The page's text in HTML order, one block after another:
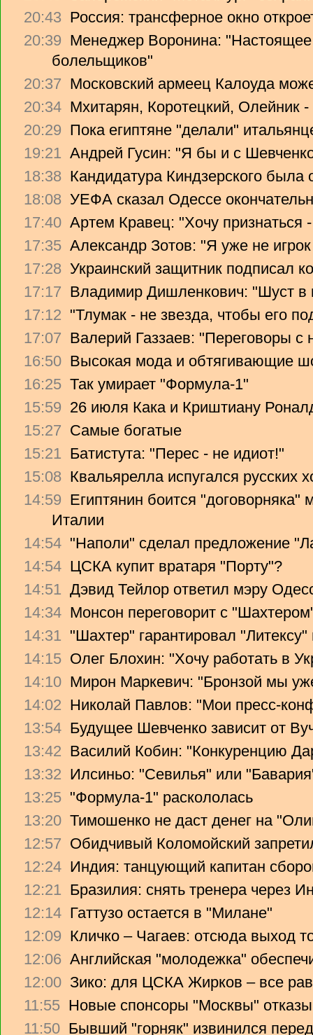
20:43 Россия: трансферное окно
20:39 Менеджер Воронина: "Настоящее
болельщиков"
20:37 Московский армеец Калоуда
20:34 Мхитарян, Коротецкий, Олейник -
20:29 Пока египтяне "делали"
19:21 Андрей Гусин: "Я бы и с
18:38 Кандидатура Киндзерского была
18:08 УЕФА сказал Одессе
17:40 Артем Кравец: "Хочу признаться
17:35 Александр Зотов: "Я уже не
17:28 Украинский защитник подписал
17:17 Владимир Дишленкович: "Шуст в
17:12 "Тлумак - не звезда, чтобы его
17:07 Валерий Газзаев: "Переговоры с
16:50 Высокая мода и обтягивающие
16:25 Так умирает "Формула-1"
15:59 26 июля Кака и Криштиану
15:27 Самые богатые
15:21 Батистута: "Перес - не идиот!"
15:08 Квальярелла испугался русских
14:59 Египтянин боится
Италии
14:54 "Наполи" сделал предложение
14:54 ЦСКА купит вратаря "Порту"?
14:51 Дэвид Тейлор ответил мэру
14:34 Монсон переговорит с
14:31 "Шахтер" гарантировал
14:15 Олег Блохин: "Хочу работать в
14:10 Мирон Маркевич: "Бронзой мы
14:02 Николай Павлов: "Мои пресс-
13:54 Будущее Шевченко зависит от
13:42 Василий Кобин: "Конкуренцию
13:32 Илсиньо: "Севилья" или
13:25 "Формула-1" раскололась
13:20 Тимошенко не даст денег на
12:57 Обидчивый Коломойский
12:24 Индия: танцующий капитан
12:21 Бразилия: снять тренера через
12:14 Гаттузо остается в "Милане"
12:09 Кличко – Чагаев: отсюда выход
12:06 Английская "молодежка"
12:00 Зико: для ЦСКА Жирков – все
11:55 Новые спонсоры "Москвы"
11:50 Бывший "горняк" извинился